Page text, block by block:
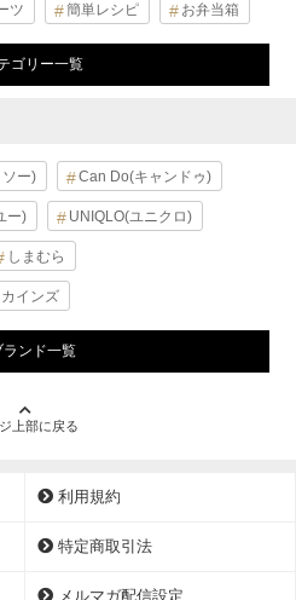
ツ 簡単レシピ お弁当箱
ゴリー一覧
ソー) Can Do(キャンドゥ)
ー) UNIQLO(ユニクロ)
しまむら
カインズ
ランド一覧
上部に戻る
利用規約
特定商取引法
メルマガ配信設定